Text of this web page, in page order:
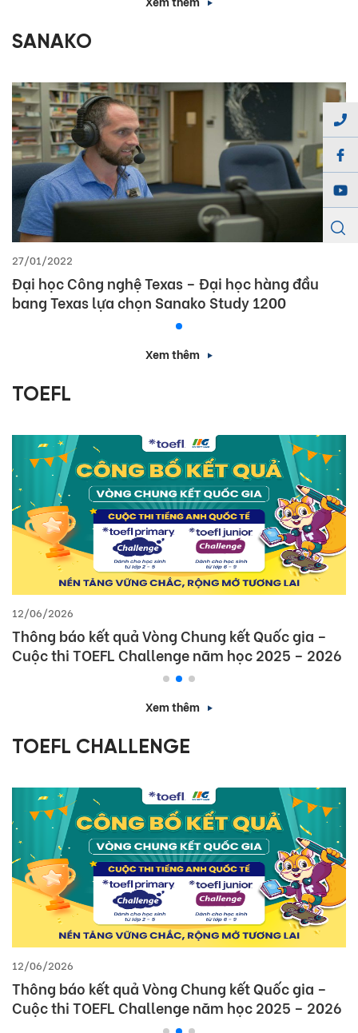
SANAKO
27/01/2022
Đại học Công nghệ Texas – Đại học hàng đầu
bang Texas lựa chọn Sanako Study 1200
Xem thêm
TOEFL
12/06/2026
Thông báo kết quả Vòng Chung kết Quốc gia –
Cuộc thi TOEFL Challenge năm học 2025 – 2026
Xem thêm
TOEFL CHALLENGE
12/06/2026
Thông báo kết quả Vòng Chung kết Quốc gia –
Cuộc thi TOEFL Challenge năm học 2025 – 2026